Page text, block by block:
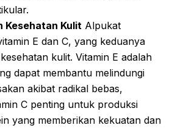
Kesehatan Kulit Alpukat
E dan C, yang keduanya
kulit. Vitamin E adalah
dapat membantu melindungi
akibat radikal bebas,
C penting untuk produksi
yang memberikan kekuatan dan